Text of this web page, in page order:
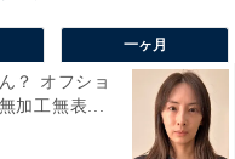
一ヶ月
？ オフショ
加工無表...